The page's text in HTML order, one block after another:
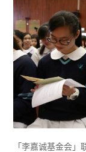
「李嘉诚基金会